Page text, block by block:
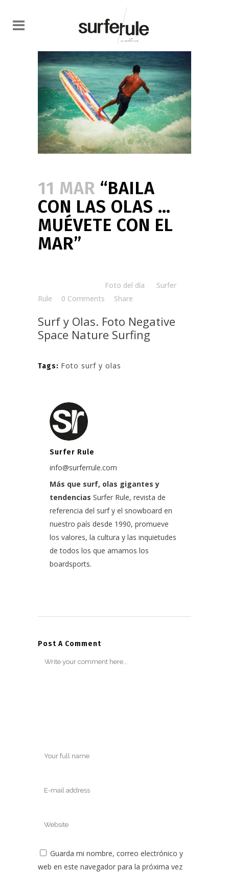
11 MAR “BAILA
CON LAS OLAS …
MUÉVETE CON EL
MAR”
Foto del día
Surfer
Rule
0 Comments Share
Surf y Olas. Foto Negative
Space Nature Surfing
Tags: Foto surf y olas
Surfer Rule
info@surferrule.com
Más que surf, olas gigantes y
tendencias Surfer Rule, revista de
referencia del surf y el snowboard en
nuestro país desde 1990, promueve
los valores, la cultura y las inquietudes
de todos los que amamos los
boardsports.
Post A Comment
Guarda mi nombre, correo electrónico y
web en este navegador para la próxima vez